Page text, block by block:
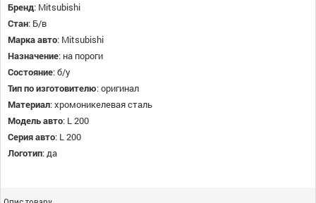
Бренд: Mitsubishi
Стан: Б/в
Марка авто: Mitsubishi
Назначение: на пороги
Состояние:б/у
Тип по изготовителю:оригинал
Материал:хромоникелевая сталь
Модель авто: L 200
Серия авто: L 200
Логотип:да